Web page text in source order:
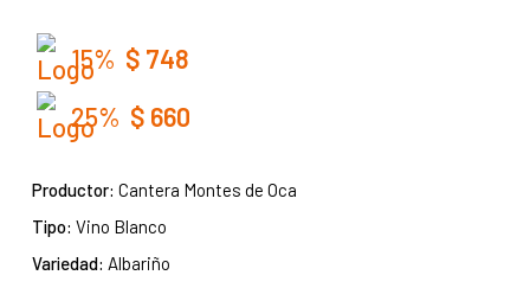
15% $ 748
25% $ 660
Productor: Cantera Montes de Oca
Tipo: Vino Blanco
Variedad: Albariño